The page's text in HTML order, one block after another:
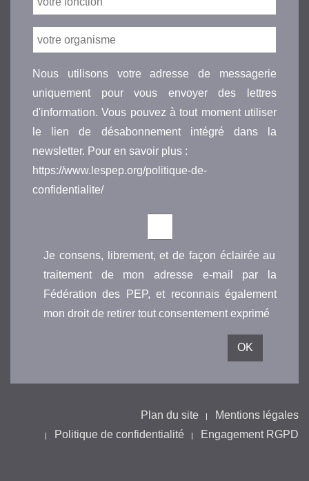
Nous utilisons votre adresse de messagerie
uniquement pour vous envoyer des lettres
d'information. Vous pouvez à tout moment utiliser
le lien de désabonnement intégré dans la
newsletter. Pour en savoir plus :
https://www.lespep.org/politique-de-
confidentialite/
Je consens, librement, et de façon éclairée au
traitement de mon adresse e-mail par la
Fédération des PEP, et reconnais également
mon droit de retirer tout consentement exprimé
Plan du site
Mentions légales
Politique de confidentialité
Engagement RGPD